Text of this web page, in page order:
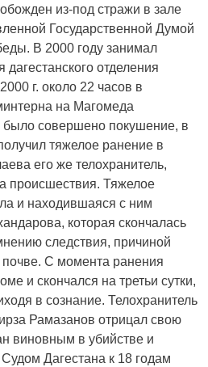
из-под стражи в зале
Государственной Думой
В 2000 году занимал
отделения
г. около 22 часов в
на Магомеда
совершено покушение, в
тяжелое ранение в
его же телохранитель,
происшествия. Тяжелое
и находившаяся с ним
которая скончалась
следствия, причиной
С момента ранения
и скончался на третьи сутки,
в сознание. Телохранитель
Рамазанов отрицал свою
виновным в убийстве и
Дагестана к 18 годам